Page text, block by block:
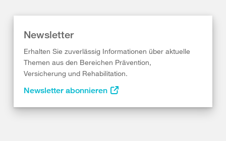
Newsletter
Erhalten Sie zuverlässig Informationen über aktuelle
Themen aus den Bereichen Prävention,
Versicherung und Rehabilitation.
Newsletter abonnieren